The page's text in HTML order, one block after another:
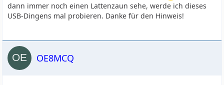
dann immer noch einen Lattenzaun sehe, werde ich dieses
USB-Dingens mal probieren. Danke für den Hinweis!
OE8MCQ